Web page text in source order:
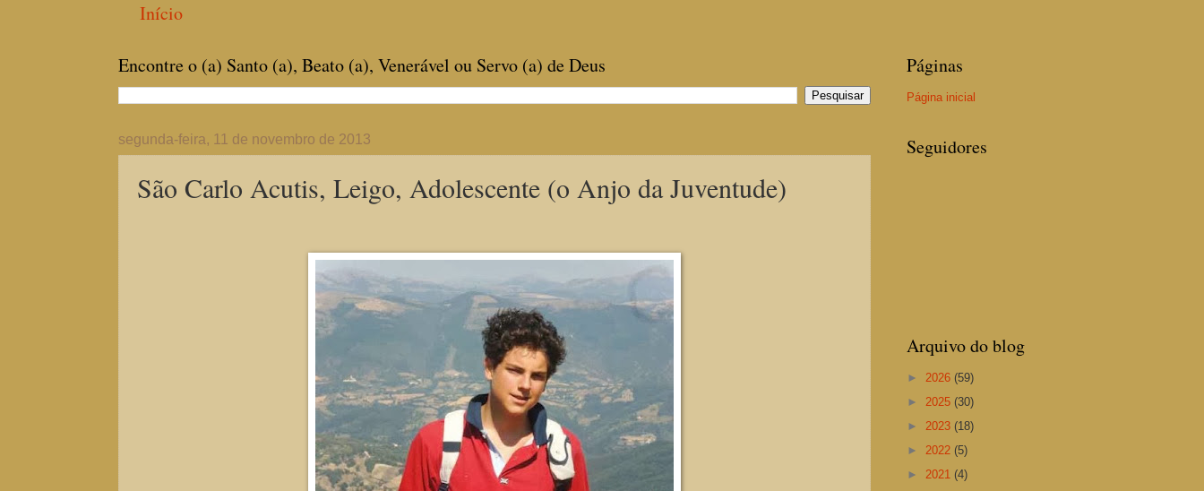
Início
Encontre o (a) Santo (a), Beato (a), Venerável ou Servo (a) de Deus
segunda-feira, 11 de novembro de 2013
São Carlo Acutis, Leigo, Adolescente (o Anjo da Juventude)
Páginas
Página inicial
Seguidores
Arquivo do blog
► 2026 (59)
► 2025 (30)
► 2023 (18)
► 2022 (5)
► 2021 (4)